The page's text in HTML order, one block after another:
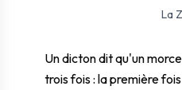
La
Un dicton dit qu'un
trois fois : la première